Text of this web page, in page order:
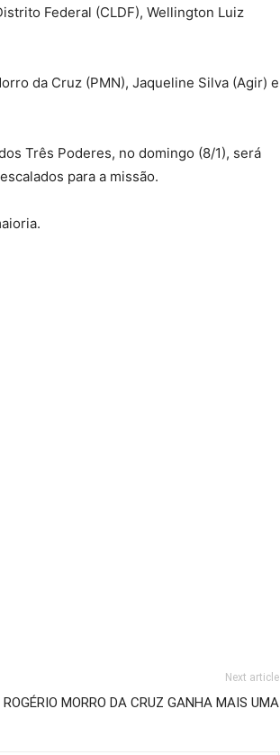
Federal (CLDF), Wellington Luiz
da Cruz (PMN), Jaqueline Silva (Agir) e
Três Poderes, no domingo (8/1), será
para a missão.
Next article
ROGÉRIO MORRO DA CRUZ GANHA MAIS UMA